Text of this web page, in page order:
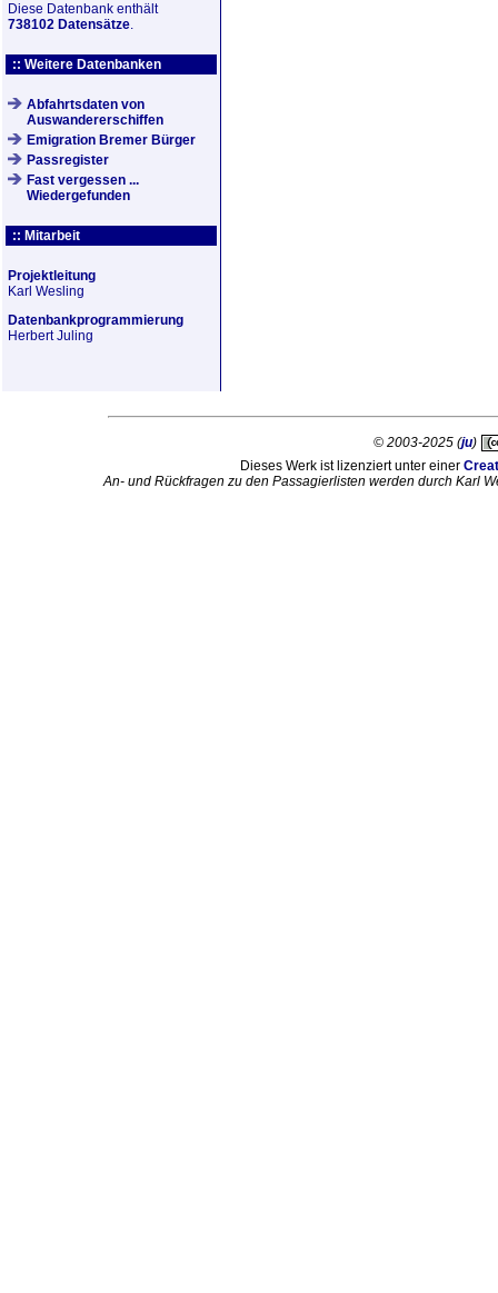
Diese Datenbank enthält
738102 Datensätze.
:: Weitere Datenbanken
Abfahrtsdaten von
Auswandererschiffen
Emigration Bremer Bürger
Passregister
Fast vergessen ...
Wiedergefunden
:: Mitarbeit
Projektleitung
Karl Wesling
Datenbankprogrammierung
Herbert Juling
© 2003-2025 (ju)
Dieses Werk ist lizenziert unter einer
An- und Rückfragen zu den Passagierlisten werden durch Karl